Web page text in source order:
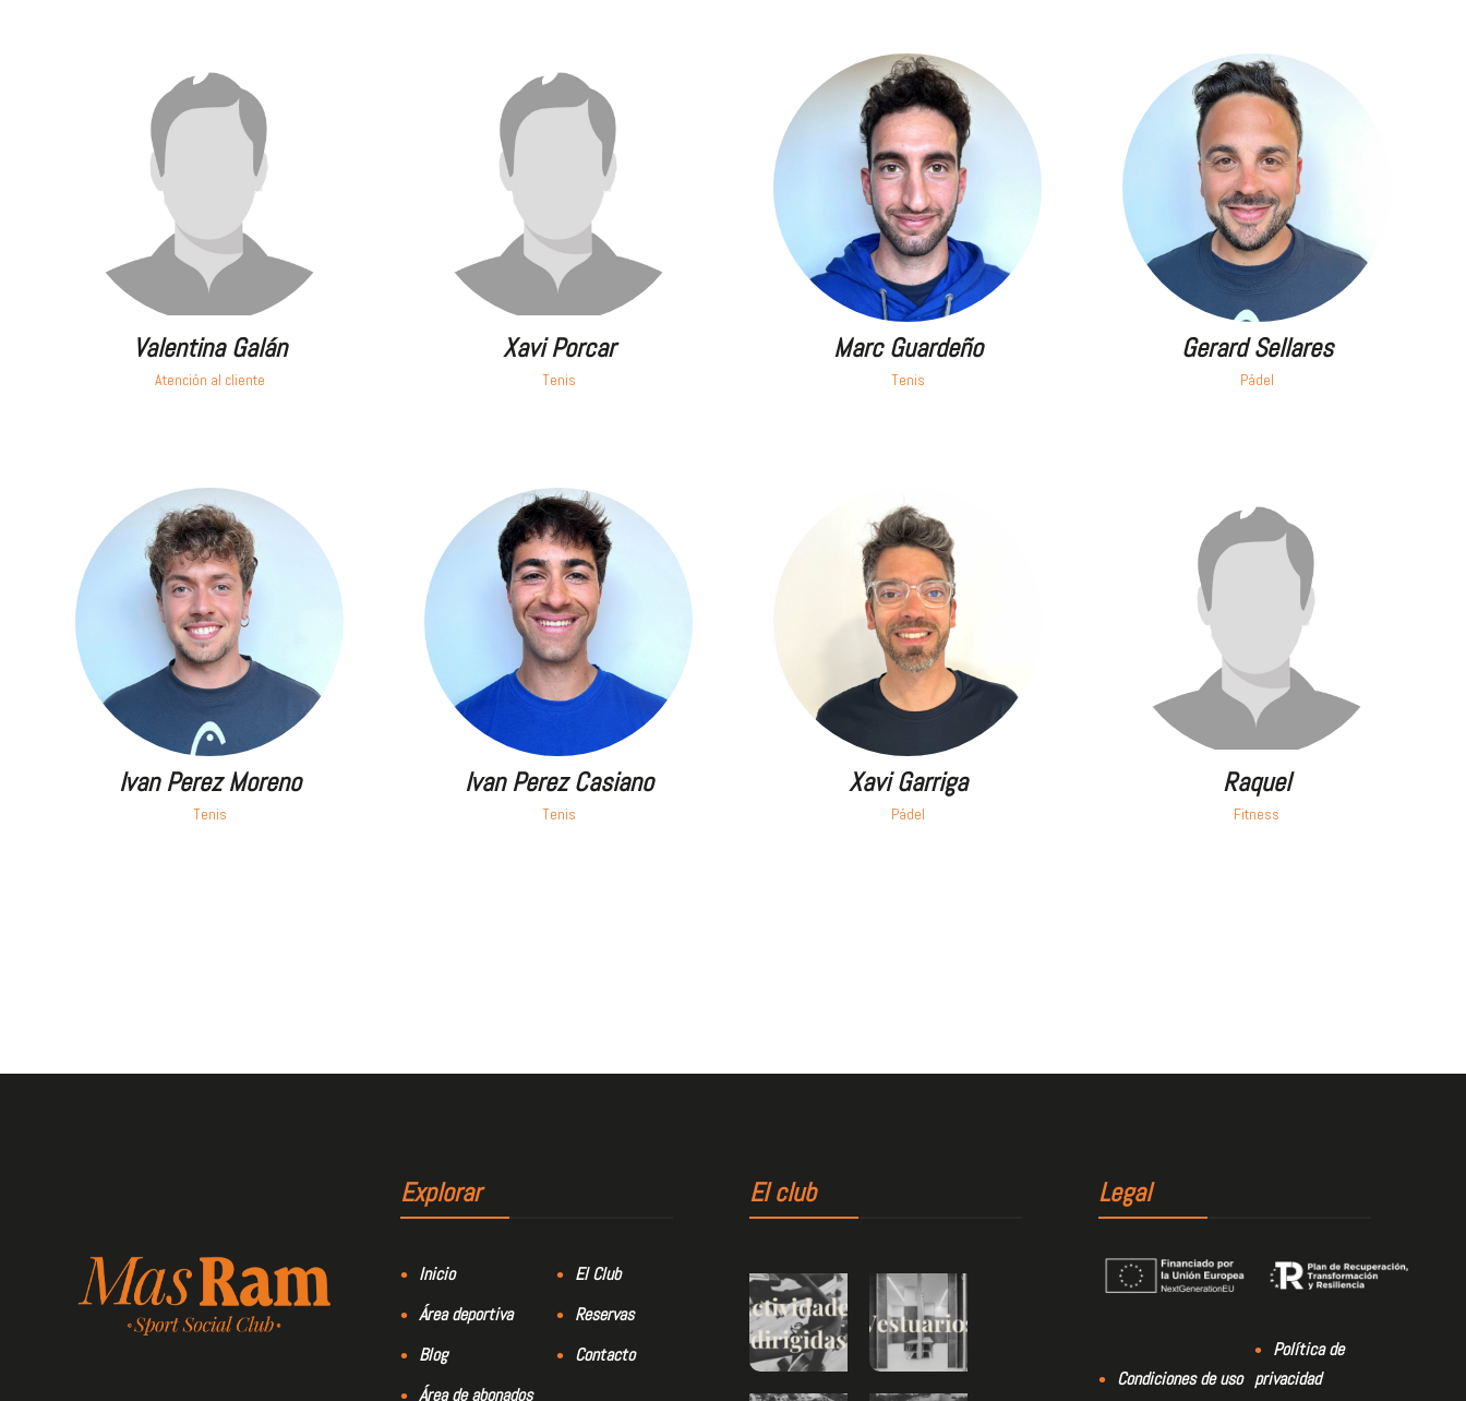
Valentina Galán
Atención al cliente
Xavi Porcar
Tenis
Marc Guardeño
Tenis
Gerard Sellares
Pádel
Ivan Perez Moreno
Tenis
Ivan Perez Casiano
Tenis
Xavi Garriga
Pádel
Raquel
Fitness
Explorar
Inicio
El Club
Área deportiva
Reservas
Blog
Contacto
Área de abonados
El club Legal
Condiciones de uso
Política de
privacidad